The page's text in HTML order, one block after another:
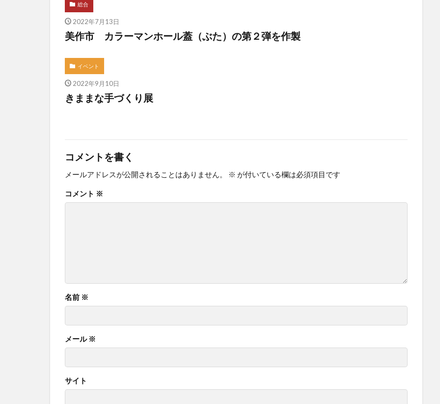
総合
2022年7月13日
美作市 カラーマンホール蓋（ぶた）の第２弾を作製
イベント
2022年9月10日
きままな手づくり展
コメントを書く
メールアドレスが公開されることはありません。 ※ が付いている欄は必須項目です
コメント ※
名前 ※
メール ※
サイト